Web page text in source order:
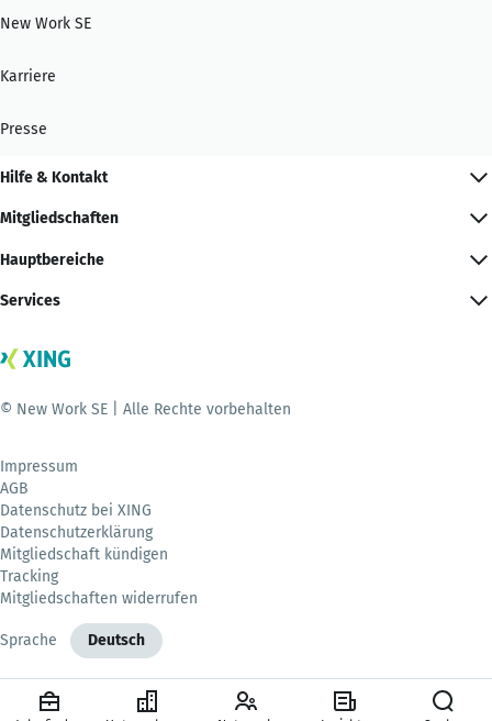
New Work SE
Karriere
Presse
Hilfe & Kontakt
Mitgliedschaften
Hauptbereiche
Services
© New Work SE | Alle Rechte vorbehalten
Impressum
AGB
Datenschutz bei XING
Datenschutzerklärung
Mitgliedschaft kündigen
Tracking
Mitgliedschaften widerrufen
Sprache Deutsch